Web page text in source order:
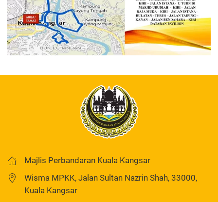
Majlis Perbandaran Kuala Kangsar
Wisma MPKK, Jalan Sultan Nazrin Shah, 33000,
Kuala Kangsar